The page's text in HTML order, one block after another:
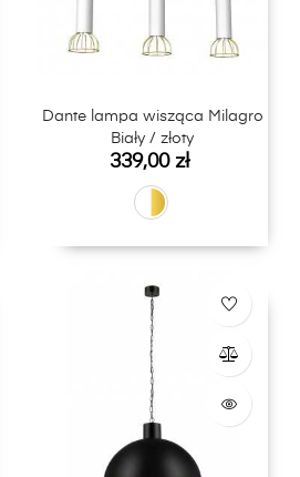
Dante lampa wisząca Milagro
Biały / złoty
Cena
339,00 zł